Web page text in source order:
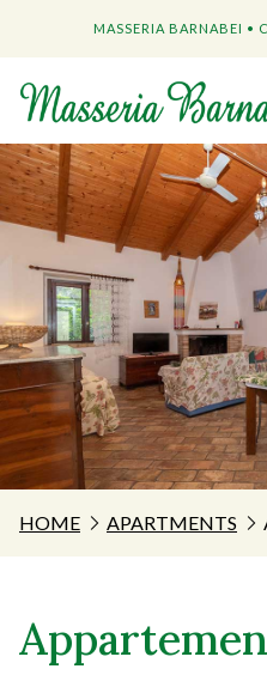
MASSERIA BARNABEI
HOME APARTMENTS